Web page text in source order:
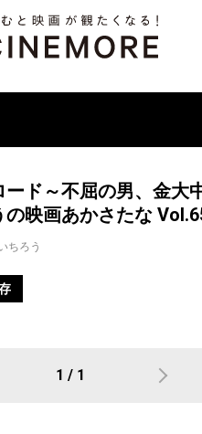
ード～不屈の男、金
映画あかさたな
ちろう
1 / 1